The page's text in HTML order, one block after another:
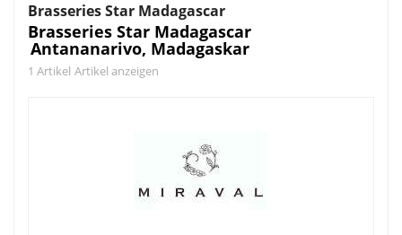
Brasseries Star Madagascar
Brasseries Star Madagascar
Antananarivo, Madagaskar
1 Artikel Artikel anzeigen